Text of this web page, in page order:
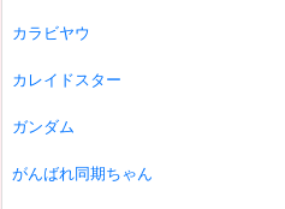
カラビヤウ
カレイドスター
ガンダム
がんばれ同期ちゃん